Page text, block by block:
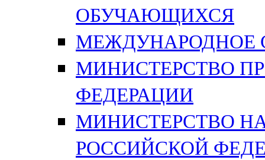
ОБУЧАЮЩИХСЯ
МЕЖДУНАРОДНОЕ
МИНИСТЕРСТВО
ФЕДЕРАЦИИ
МИНИСТЕРСТВО
РОССИЙСКОЙ